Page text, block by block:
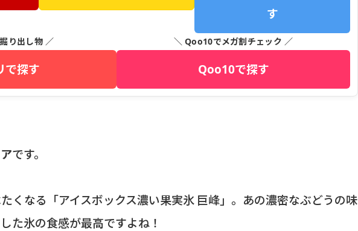
す
り出し物 ／
で探す
＼ Qoo10でメガ割チェック ／
Qoo10で探す
です。
くなる「アイスボックス濃い果実氷 巨峰」。あの濃密なぶどうの味
た氷の食感が最高ですよね！